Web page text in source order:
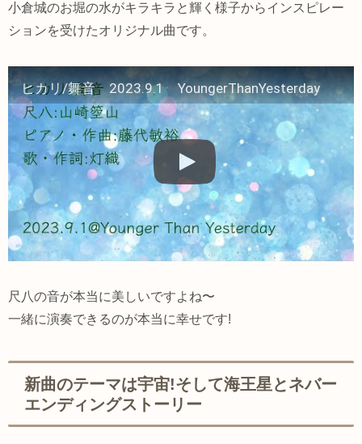
小倉城のお堀の水がキラキラと輝く様子からインスピレー
ションを受けたオリジナル曲です。
ヒカリ/舞音 2023.9.1 YoungerThanYesterday
尺八の音が本当に美しいですよね〜
一緒に演奏できるのが本当に幸せです!
新曲のテーマは宇宙!そして海王星とネバー
エンディングストーリー